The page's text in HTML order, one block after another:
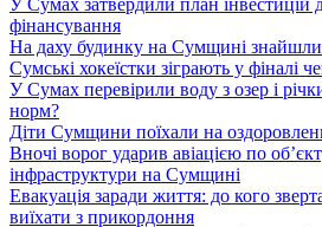
У Сумах затвердили план інвестицій
фінансування
На даху будинку на Сумщині
Сумські хокеїстки зіграють у фіналі
У Сумах перевірили воду з озер і
норм?
Діти Сумщини поїхали на
Вночі ворог ударив авіацією по
інфраструктури на Сумщині
Евакуація заради життя: до кого
виїхати з прикордоння